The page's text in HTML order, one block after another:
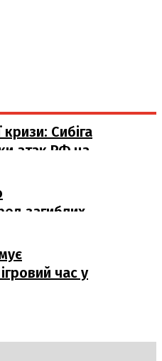
кризи: Сибіга
атак РФ на
загиблих
час у